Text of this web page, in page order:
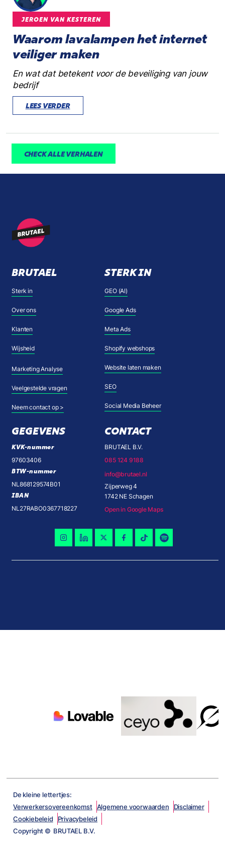
JEROEN VAN KESTEREN
Waarom lavalampen het internet
veiliger maken
En wat dat betekent voor de beveiliging van jouw
bedrijf
LEES VERDER
CHECK ALLE VERHALEN
BRUTAEL
Sterk in
Over ons
Klanten
Wijsheid
Marketing Analyse
Veelgestelde vragen
Neem contact op >
STERK IN
GEO (AI)
Google Ads
Meta Ads
Shopify webshops
Website laten maken
SEO
Social Media Beheer
GEGEVENS
KVK-nummer
97603406
BTW-nummer
NL868129574B01
IBAN
NL27RABO0367718227
CONTACT
BRUTAEL B.V.
085 124 9188
info@brutael.nl
Zijperweg 4
1742 NE Schagen
Open in Google Maps
De kleine lettertjes:
Verwerkersovereenkomst Algemene voorwaarden
Disclaimer
Cookiebeleid
Privacybeleid
Copyright © BRUTAEL B.V.